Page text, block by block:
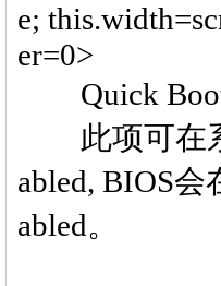
e;
er=0>
Quick Boot
此项可在系
abled, BIOS
abled。